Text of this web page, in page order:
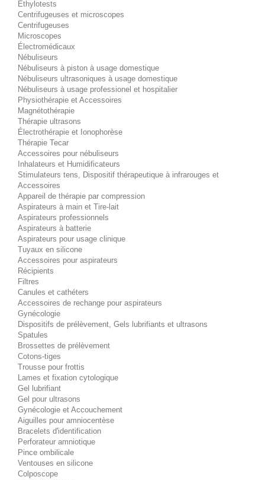
Éthylotests
Centrifugeuses et microscopes
Centrifugeuses
Microscopes
Électromédicaux
Nébuliseurs
Nébuliseurs à piston à usage domestique
Nébuliseurs ultrasoniques à usage domestique
Nébuliseurs à usage professionel et hospitalier
Physiothérapie et Accessoires
Magnétothérapie
Thérapie ultrasons
Électrothérapie et Ionophorèse
Thérapie Tecar
Accessoires pour nébuliseurs
Inhalateurs et Humidificateurs
Stimulateurs tens, Dispositif thérapeutique à infrarouges et
Accessoires
Appareil de thérapie par compression
Aspirateurs à main et Tire-lait
Aspirateurs professionnels
Aspirateurs à batterie
Aspirateurs pour usage clinique
Tuyaux en silicone
Accessoires pour aspirateurs
Récipients
Filtres
Canules et cathéters
Accessoires de rechange pour aspirateurs
Gynécologie
Dispositifs de prélèvement, Gels lubrifiants et ultrasons
Spatules
Brossettes de prélèvement
Cotons-tiges
Trousse pour frottis
Lames et fixation cytologique
Gel lubrifiant
Gel pour ultrasons
Gynécologie et Accouchement
Aiguilles pour amniocentèse
Bracelets d'identification
Perforateur amniotique
Pince ombilicale
Ventouses en silicone
Colposcope